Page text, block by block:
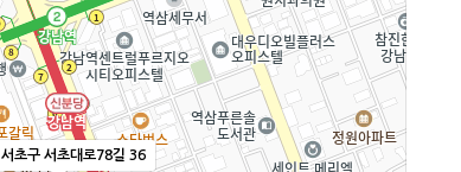
초구 서초대로78길 36